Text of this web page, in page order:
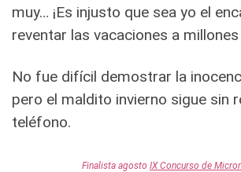
muy… ¡Es injusto que sea yo el
reventar las vacaciones a
No fue difícil demostrar la
pero el maldito invierno sigue sin
teléfono.
Finalista agosto IX Concurso de